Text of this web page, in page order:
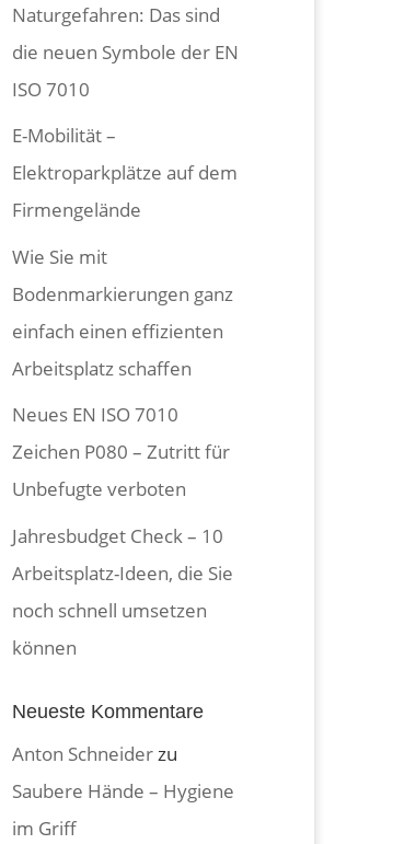
Naturgefahren: Das sind
die neuen Symbole der EN
ISO 7010
E-Mobilität –
Elektroparkplätze auf dem
Firmengelände
Wie Sie mit
Bodenmarkierungen ganz
einfach einen effizienten
Arbeitsplatz schaffen
Neues EN ISO 7010
Zeichen P080 – Zutritt für
Unbefugte verboten
Jahresbudget Check – 10
Arbeitsplatz-Ideen, die Sie
noch schnell umsetzen
können
Neueste Kommentare
Anton Schneider zu
Saubere Hände – Hygiene
im Griff